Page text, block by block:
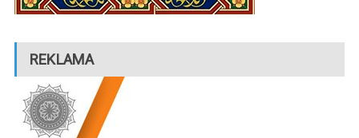
REKLAMA